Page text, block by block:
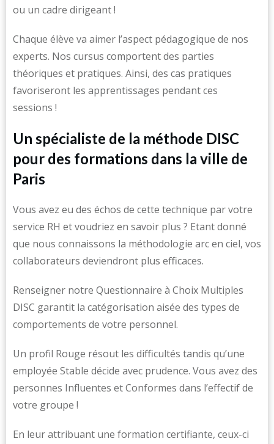
ou un cadre dirigeant !
Chaque élève va aimer l’aspect pédagogique de nos
experts. Nos cursus comportent des parties
théoriques et pratiques. Ainsi, des cas pratiques
favoriseront les apprentissages pendant ces
sessions !
Un spécialiste de la méthode DISC
pour des formations dans la ville de
Paris
Vous avez eu des échos de cette technique par votre
service RH et voudriez en savoir plus ? Etant donné
que nous connaissons la méthodologie arc en ciel, vos
collaborateurs deviendront plus efficaces.
Renseigner notre Questionnaire à Choix Multiples
DISC garantit la catégorisation aisée des types de
comportements de votre personnel.
Un profil Rouge résout les difficultés tandis qu’une
employée Stable décide avec prudence. Vous avez des
personnes Influentes et Conformes dans l’effectif de
votre groupe !
En leur attribuant une formation certifiante, ceux-ci